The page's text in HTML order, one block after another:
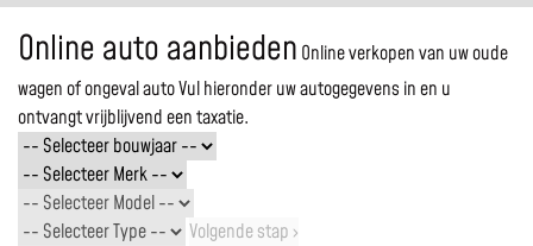
Online auto aanbieden Online verkopen van uw oude
wagen of ongeval autoVul hieronder uw autogegevens in en u
ontvangt vrijblijvend een taxatie.
Volgende stap ›